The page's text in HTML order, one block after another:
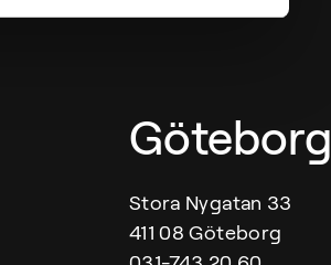
Göteborg
Stora Nygatan 33
411 08 Göteborg